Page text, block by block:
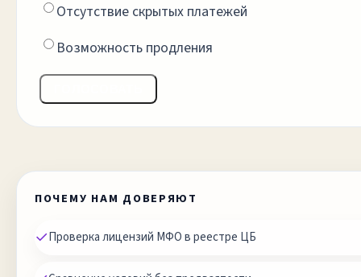
Отсутствие скрытых платежей
Возможность продления
ПОЧЕМУ НАМ ДОВЕРЯЮТ
✓Проверка лицензий МФО в реестре ЦБ